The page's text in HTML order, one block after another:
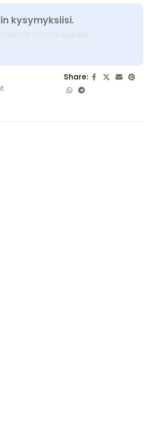
kysymyksiisi.
WhatsAppilla
Share: